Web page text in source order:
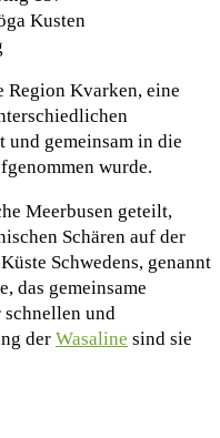
Kusten
Region Kvarken, eine
und gemeinsam in die
wurde.
Meerbusen geteilt,
Schären auf der
Schwedens, genannt
das gemeinsame
und
der Wasaline sind sie